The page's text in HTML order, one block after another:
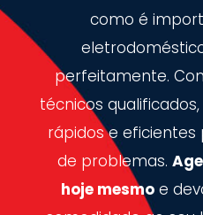
como é
perfeitamente.
técnicos
rápidos e
de problemas.
hoje mesmoe